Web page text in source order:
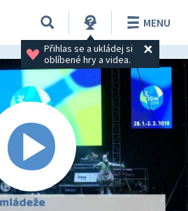
Přihlas se a ukládej si
oblíbené hry a videa.
MENU